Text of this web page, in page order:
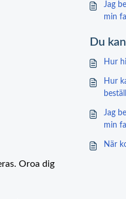
Oroa dig
Jag
min
Du
Hur
Hur
Jag
min
När